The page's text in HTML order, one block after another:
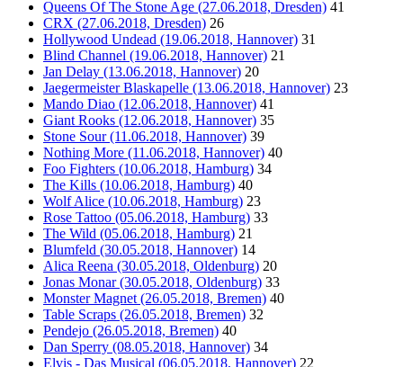
Queens Of The Stone Age (27.06.2018, Dresden) 41
CRX (27.06.2018, Dresden) 26
Hollywood Undead (19.06.2018, Hannover) 31
Blind Channel (19.06.2018, Hannover) 21
Jan Delay (13.06.2018, Hannover) 20
Jaegermeister Blaskapelle (13.06.2018, Hannover) 23
Mando Diao (12.06.2018, Hannover) 41
Giant Rooks (12.06.2018, Hannover) 35
Stone Sour (11.06.2018, Hannover) 39
Nothing More (11.06.2018, Hannover) 40
Foo Fighters (10.06.2018, Hamburg) 34
The Kills (10.06.2018, Hamburg) 40
Wolf Alice (10.06.2018, Hamburg) 23
Rose Tattoo (05.06.2018, Hamburg) 33
The Wild (05.06.2018, Hamburg) 21
Blumfeld (30.05.2018, Hannover) 14
Alica Reena (30.05.2018, Oldenburg) 20
Jonas Monar (30.05.2018, Oldenburg) 33
Monster Magnet (26.05.2018, Bremen) 40
Table Scraps (26.05.2018, Bremen) 32
Pendejo (26.05.2018, Bremen) 40
Dan Sperry (08.05.2018, Hannover) 34
Elvis - Das Musical (06.05.2018, Hannover) 22